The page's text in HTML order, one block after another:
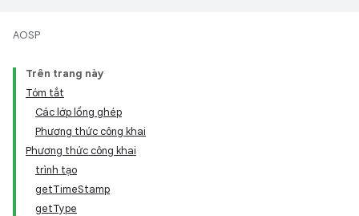
AOSP
Trên trang này
Tóm tắt
Các lớp lồng ghép
Phương thức công khai
Phương thức công khai
trình tạo
getTimeStamp
getType